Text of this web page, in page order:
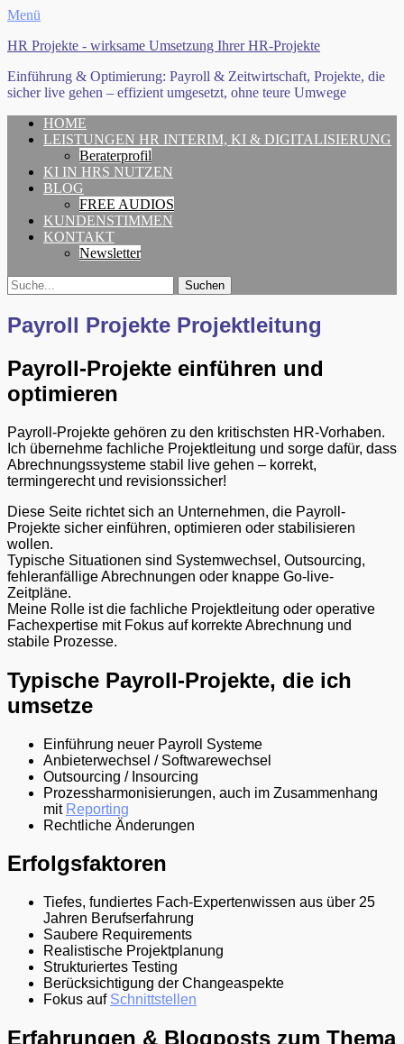
Menü
HR Projekte - wirksame Umsetzung Ihrer HR-Projekte
Einführung & Optimierung: Payroll & Zeitwirtschaft, Projekte, die
sicher live gehen – effizient umgesetzt, ohne teure Umwege
Erstes
Menü
Zum
Inhalt:
HOME
LEISTUNGEN HR INTERIM, KI & DIGITALISIERUNG
Beraterprofil
KI IN HRS NUTZEN
BLOG
FREE AUDIOS
KUNDENSTIMMEN
KONTAKT
Newsletter
Search
Suche
für:
Payroll Projekte Projektleitung
Payroll-Projekte einführen und
optimieren
Payroll-Projekte gehören zu den kritischsten HR-Vorhaben.
Ich übernehme fachliche Projektleitung und sorge dafür, dass
Abrechnungssysteme stabil live gehen – korrekt,
termingerecht und revisionssicher!
Diese Seite richtet sich an Unternehmen, die Payroll-
Projekte sicher einführen, optimieren oder stabilisieren
wollen.
Typische Situationen sind Systemwechsel, Outsourcing,
fehleranfällige Abrechnungen oder knappe Go-live-
Zeitpläne.
Meine Rolle ist die fachliche Projektleitung oder operative
Fachexpertise mit Fokus auf korrekte Abrechnung und
stabile Prozesse.
Typische Payroll-Projekte, die ich
umsetze
Einführung neuer Payroll Systeme
Anbieterwechsel / Softwarewechsel
Outsourcing / Insourcing
Prozessharmonisierungen, auch im Zusammenhang
mit Reporting
Rechtliche Änderungen
Erfolgsfaktoren
Tiefes, fundiertes Fach-Expertenwissen aus über 25
Jahren Berufserfahrung
Saubere Requirements
Realistische Projektplanung
Strukturiertes Testing
Berücksichtigung der Changeaspekte
Fokus auf Schnittstellen
Erfahrungen & Blogposts zum Thema